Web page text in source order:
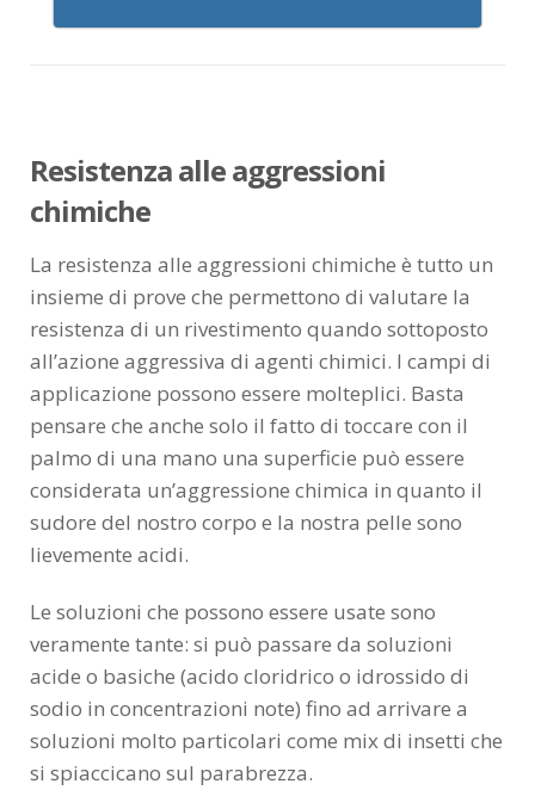
Resistenza alle aggressioni
chimiche
La resistenza alle aggressioni chimiche è tutto un
insieme di prove che permettono di valutare la
resistenza di un rivestimento quando sottoposto
all’azione aggressiva di agenti chimici. I campi di
applicazione possono essere molteplici. Basta
pensare che anche solo il fatto di toccare con il
palmo di una mano una superficie può essere
considerata un’aggressione chimica in quanto il
sudore del nostro corpo e la nostra pelle sono
lievemente acidi.
Le soluzioni che possono essere usate sono
veramente tante: si può passare da soluzioni
acide o basiche (acido cloridrico o idrossido di
sodio in concentrazioni note) fino ad arrivare a
soluzioni molto particolari come mix di insetti che
si spiaccicano sul parabrezza.